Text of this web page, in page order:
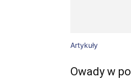
Artykuły
Owady w